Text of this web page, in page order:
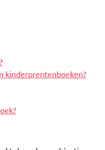
kinderprentenboeken?